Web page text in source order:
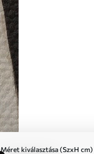
Méret kiválasztása (SzxH cm)